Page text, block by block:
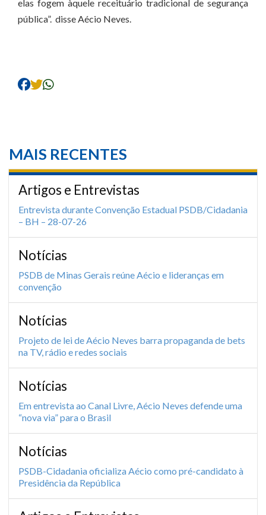
elas fogem àquele receituário tradicional de segurança
pública”. disse Aécio Neves.
MAIS RECENTES
Artigos e Entrevistas
Entrevista durante Convenção Estadual PSDB/Cidadania
– BH – 28-07-26
Notícias
PSDB de Minas Gerais reúne Aécio e lideranças em
convenção
Notícias
Projeto de lei de Aécio Neves barra propaganda de bets
na TV, rádio e redes sociais
Notícias
Em entrevista ao Canal Livre, Aécio Neves defende uma
“nova via” para o Brasil
Notícias
PSDB-Cidadania oficializa Aécio como pré-candidato à
Presidência da República